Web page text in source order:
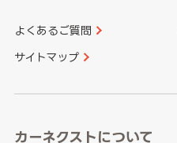
香川県
大分県
よくあるご質問
サイトマップ
カーネクストについて